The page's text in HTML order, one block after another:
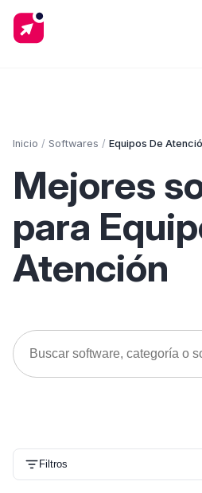
Inicio / Softwares / Equipos De
Mejores
para
Atención
Filtros